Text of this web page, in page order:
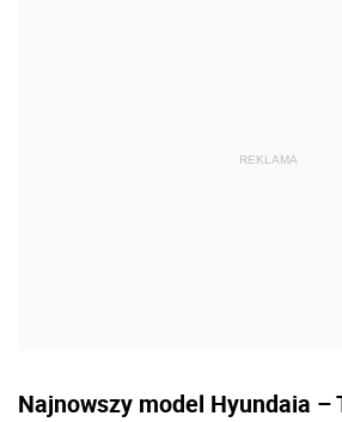
Najnowszy model Hyundaia –